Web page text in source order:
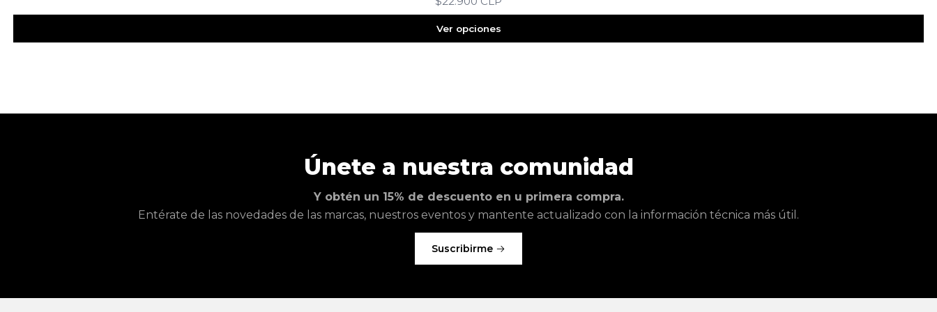
Ver opciones
Únete a nuestra comunidad
Y obtén un 15% de descuento en u primera compra.
Entérate de las novedades de las marcas, nuestros eventos y mantente actualizado con la información técnica más útil.
Suscribirme